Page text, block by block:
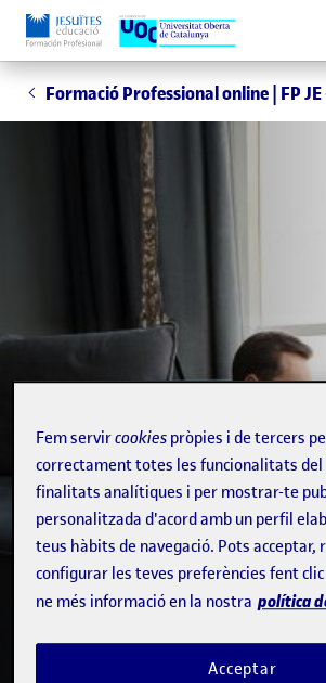
Formació Professional online | FP JE
BLOG DE FORMACIÓ PROFESSIONAL
Tota
sobre la
professional
Fem servircookies pròpies i de tercers
correctament totes les funcionalitats del
finalitats analítiques i per mostrar-te
personalitzada d'acord amb un perfil
teus hàbits de navegació. Pots acceptar,
configurar les teves preferències fent
ne més informació en la nostra política
Acceptar